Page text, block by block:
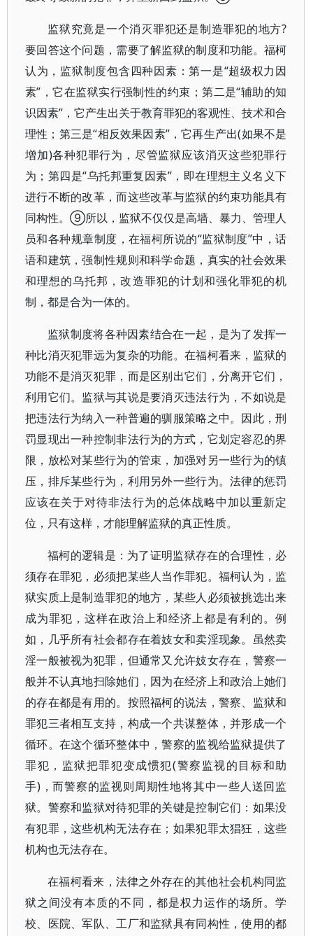
监狱究竟是一个消灭罪犯还是制造罪犯的地方?
要回答这个问题，需要了解监狱的制度和功能。福柯
认为，监狱制度包含四种因素：第一是“超级权力因
素”，它在监狱实行强制性的约束；第二是“辅助的知
识因素”，它产生出关于教育罪犯的客观性、技术和合
理性；第三是“相反效果因素”，它再生产出(如果不是
增加)各种犯罪行为，尽管监狱应该消灭这些犯罪行
为；第四是“乌托邦重复因素”，即在理想主义名义下
进行不断的改革，而这些改革与监狱的约束功能具有
同构性。⑨所以，监狱不仅仅是高墙、暴力、管理人
员和各种规章制度，在福柯所说的“监狱制度”中，话
语和建筑，强制性规则和科学命题，真实的社会效果
和理想的乌托邦，改造罪犯的计划和强化罪犯的机
制，都是合为一体的。
监狱制度将各种因素结合在一起，是为了发挥一
种比消灭犯罪远为复杂的功能。在福柯看来，监狱的
功能不是消灭犯罪，而是区别出它们，分离开它们，
利用它们。监狱与其说是要消灭违法行为，不如说是
把违法行为纳入一种普遍的驯服策略之中。因此，刑
罚显现出一种控制非法行为的方式，它划定容忍的界
限，放松对某些行为的管束，加强对另一些行为的镇
压，排斥某些行为，利用另外一些行为。法律的惩罚
应该在关于对待非法行为的总体战略中加以重新定
位，只有这样，才能理解监狱的真正性质。
福柯的逻辑是：为了证明监狱存在的合理性，必
须存在罪犯，必须把某些人当作罪犯。福柯认为，监
狱实质上是制造罪犯的地方，某些人必须被挑选出来
成为罪犯，这样在政治上和经济上都是有利的。例
如，几乎所有社会都存在着妓女和卖淫现象。虽然卖
淫一般被视为犯罪，但通常又允许妓女存在，警察一
般并不认真地扫除她们，因为在经济上和政治上她们
的存在都是有用的。按照福柯的说法，警察、监狱和
罪犯三者相互支持，构成一个共谋整体，并形成一个
循环。在这个循环整体中，警察的监视给监狱提供了
罪犯，监狱把罪犯变成惯犯(警察监视的目标和助
手)，而警察的监视则周期性地将其中一些人送回监
狱。警察和监狱对待犯罪的关键是控制它们：如果没
有犯罪，这些机构无法存在；如果犯罪太猖狂，这些
机构也无法存在。
在福柯看来，法律之外存在的其他社会机构同监
狱之间没有本质的不同，都是权力运作的场所。学
校、医院、军队、工厂和监狱具有同构性，使用的都